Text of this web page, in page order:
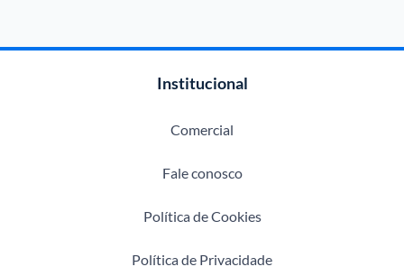
Institucional
Comercial
Fale conosco
Política de Cookies
Política de Privacidade